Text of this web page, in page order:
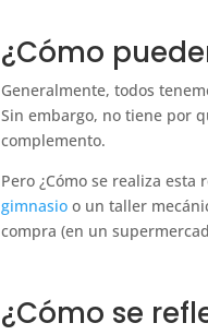
¿Cómo
Generalmente, todos
Sin embargo, no tiene por
complemento.
Pero ¿Cómo se realiza
gimnasioo un taller
compra (en un
¿Cómo se